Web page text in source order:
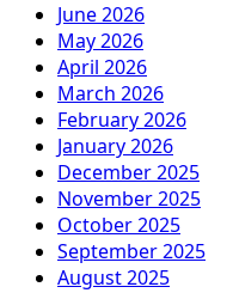
June 2026
May 2026
April 2026
March 2026
February 2026
January 2026
December 2025
November 2025
October 2025
September 2025
August 2025